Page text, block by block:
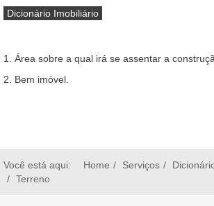
Dicionário Imobiliário
1. Área sobre a qual irá se assentar a
2. Bem imóvel.
Você está aqui: Home Serviços
Terreno